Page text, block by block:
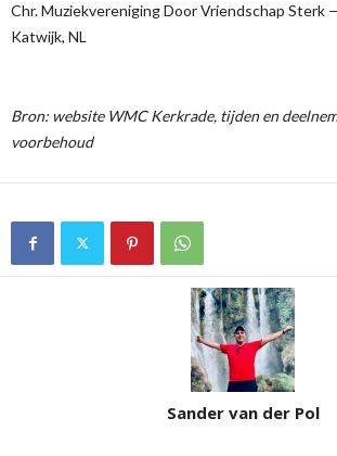
Chr. Muziekvereniging Door Vriendschap Sterk
Katwijk, NL
Bron: website WMC Kerkrade, tijden en
voorbehoud
Sander van der Pol